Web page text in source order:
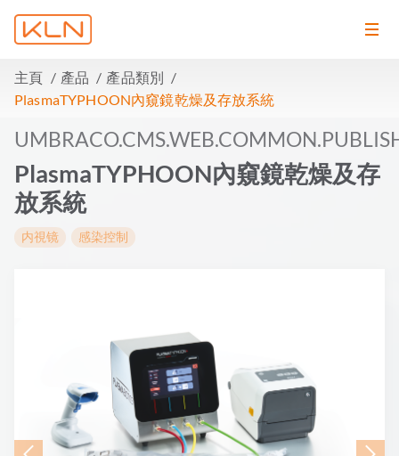
主頁 產品
產品類別
PlasmaTYPHOON內窺鏡乾燥及存放系統
PlasmaTYPHOON內窺鏡乾燥及存
放系統
内視镜 感染控制